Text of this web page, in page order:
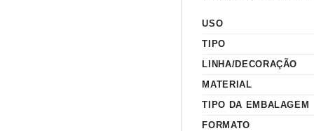
USO
TIPO
LINHA/DECORAÇÃO
MATERIAL
TIPO DA EMBALAGEM
FORMATO